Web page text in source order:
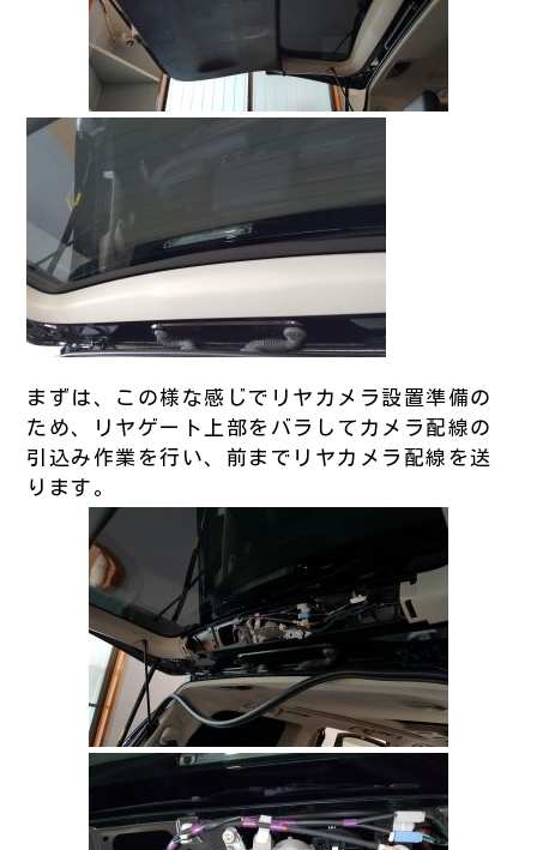
まずは、この様な感じでリヤカメラ設置準備の
ため、リヤゲート上部をバラしてカメラ配線の
引込み作業を行い、前までリヤカメラ配線を送
ります。